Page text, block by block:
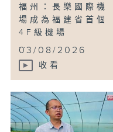
福州：長樂國際機
場成為福建省首個
4F級機場
...
03/08/2026
收看